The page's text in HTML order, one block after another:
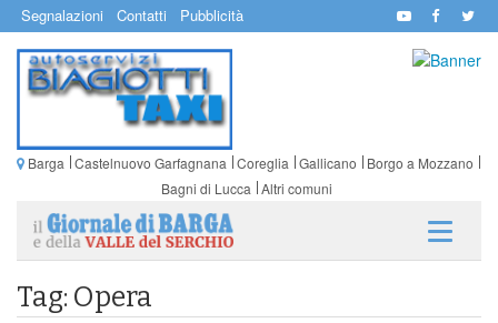
Segnalazioni Contatti Pubblicità
Barga Castelnuovo Garfagnana Coreglia Gallicano
Borgo a Mozzano
Bagni di Lucca Altri comuni
Tag: Opera